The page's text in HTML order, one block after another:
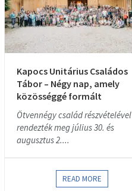
Kapocs Unitárius Családos
Tábor – Négy nap, amely
közösséggé formált
Ötvennégy család részvételével
rendezték meg július 30. és
augusztus 2....
READ MORE